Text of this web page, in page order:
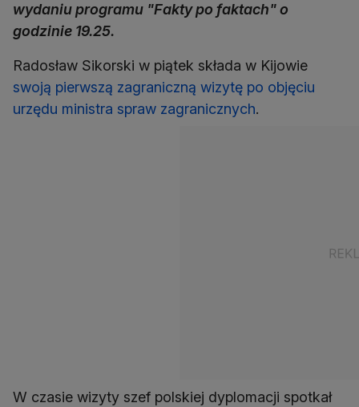
wydaniu programu "Fakty po faktach" o
godzinie 19.25.
Radosław Sikorski w piątek składa w Kijowie
swoją pierwszą zagraniczną wizytę po objęciu
urzędu ministra spraw zagranicznych.
W czasie wizyty szef polskiej dyplomacji spotkał